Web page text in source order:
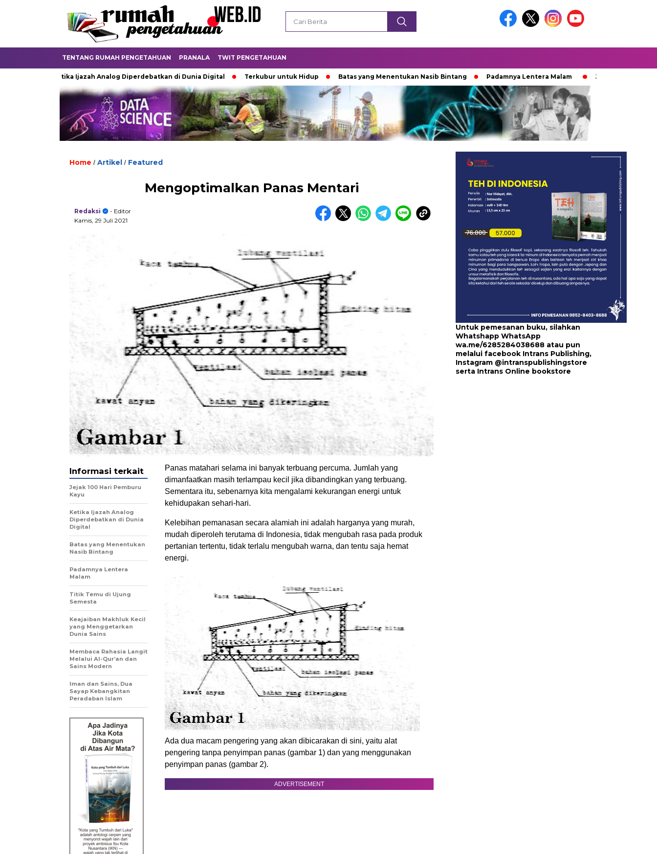
TENTANG RUMAH PENGETAHUAN PRANALA TWIT PENGETAHUAN
Ketika Ijazah Analog Diperdebatkan di Dunia Digital Terkubur untuk Hidup Batas yang Menentukan Nasib Bintang Padamnya Lentera Malam Jejak 100 Hari Pemburu
Home / Artikel / Featured
Mengoptimalkan Panas Mentari
Redaksi
- Editor
Kamis, 29 Juli 2021
Panas matahari selama ini banyak terbuang percuma. Jumlah yang
dimanfaatkan masih terlampau kecil jika dibandingkan yang terbuang.
Sementara itu, sebenarnya kita mengalami kekurangan energi untuk
kehidupakan sehari-hari.
Kelebihan pemanasan secara alamiah ini adalah harganya yang murah,
mudah diperoleh terutama di Indonesia, tidak mengubah rasa pada produk
pertanian tertentu, tidak terlalu mengubah warna, dan tentu saja hemat
energi.
Ada dua macam pengering yang akan dibicarakan di sini, yaitu alat
pengering tanpa penyimpan panas (gambar 1) dan yang menggunakan
penyimpan panas (gambar 2).
ADVERTISEMENT
Informasi terkait
Jejak 100 Hari Pemburu
Kayu
Ketika Ijazah Analog
Diperdebatkan di Dunia
Digital
Batas yang Menentukan
Nasib Bintang
Padamnya Lentera
Malam
Titik Temu di Ujung
Semesta
Keajaiban Makhluk Kecil
yang Menggetarkan
Dunia Sains
Membaca Rahasia Langit
Melalui Al-Qur’an dan
Sains Modern
Iman dan Sains, Dua
Sayap Kebangkitan
Peradaban Islam
Untuk pemesanan buku, silahkan
Whatshapp WhatsApp
wa.me/6285284038688 atau pun
melalui facebook Intrans Publishing,
Instagram @intranspublishingstore
serta Intrans Online bookstore